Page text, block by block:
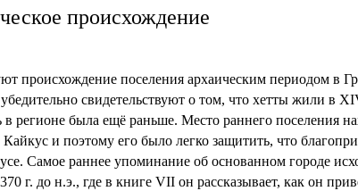
происхождение
происхождение поселения архаическим периодом в
свидетельствуют о том, что хетты жили в
в регионе была ещё раньше. Место раннего поселения
и поэтому его было легко защитить, что
Самое раннее упоминание об основанном городе
г. до н.э., где в книге VII он рассказывает, как он